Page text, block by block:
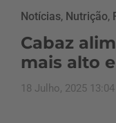
Notícias, Nutrição,
Cabaz
mais alto
18 Julho, 2025 13:04